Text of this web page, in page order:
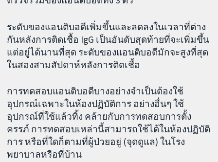
ระดับของแอนติบอดีเพิ่มขึ้นและลดลงในเวลาที่ต่าง
กันหลังการติดเชื้อ IgG เป็นอันดับสุดท้ายที่จะเพิ่มขึ้น
แต่อยู่ได้นานที่สุด ระดับของแอนติบอดีมักจะสูงที่สุด
ในสองสามสัปดาห์หลังการติดเชื้อ
การทดสอบแอนติบอดีบางอย่างจำเป็นต้องใช้
อุปกรณ์เฉพาะในห้องปฏิบัติการ อย่างอื่นๆ ใช้
อุปกรณ์ที่ใช้แล้วทิ้ง คล้ายกับการทดสอบการตั้ง
ครรภ์ การทดสอบเหล่านี้สามารถใช้ได้ในห้องปฏิบัติ
การ หรือที่ใดก็ตามที่ผู้ป่วยอยู่ (จุดดูแล) ในโรง
พยาบาลหรือที่บ้าน